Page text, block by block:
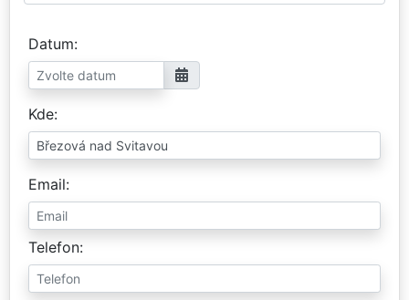
Datum
Kde
Email
Telefon